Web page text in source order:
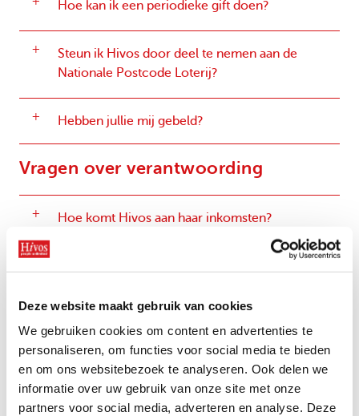
Deze website maakt gebruik van cookies
We gebruiken cookies om content en advertenties te
personaliseren, om functies voor social media te bieden
en om ons websitebezoek te analyseren. Ook delen we
informatie over uw gebruik van onze site met onze
partners voor social media, adverteren en analyse. Deze
Hoe kan ik een periodieke gift doen?
Steun ik Hivos door deel te nemen aan de
Nationale Postcode Loterij?
Hebben jullie mij gebeld?
Vragen over verantwoording
Hoe komt Hivos aan haar inkomsten?
dat wij uitgeven komt van overheden. We
bijvoorbeeld LHBTIQ+ gemeenschappen te
versterken of mensenrechtenactivisten online
te beschermen. Deze voorstellen dienen we
vervolgens in bij een overheid – vaak het